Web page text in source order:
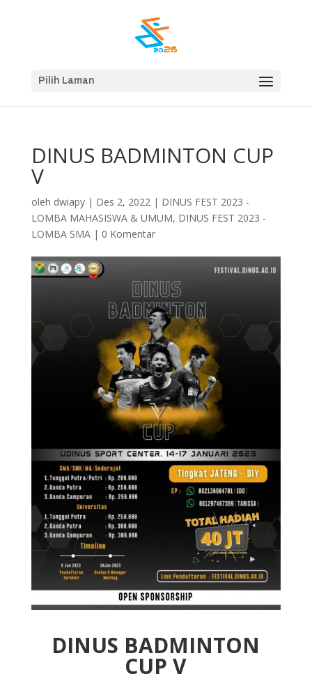
Pilih Laman
DINUS BADMINTON CUP
V
oleh dwiapy| Des 2, 2022| DINUS FEST 2023 -
LOMBA MAHASISWA & UMUM, DINUS FEST 2023 -
LOMBA SMA| 0 Komentar
DINUS BADMINTON
CUP V